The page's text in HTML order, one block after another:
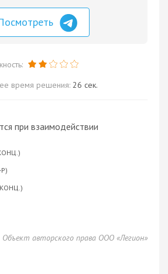
время решения: 26 сек.
при взаимодействии
Объект авторского права ООО «Легион»